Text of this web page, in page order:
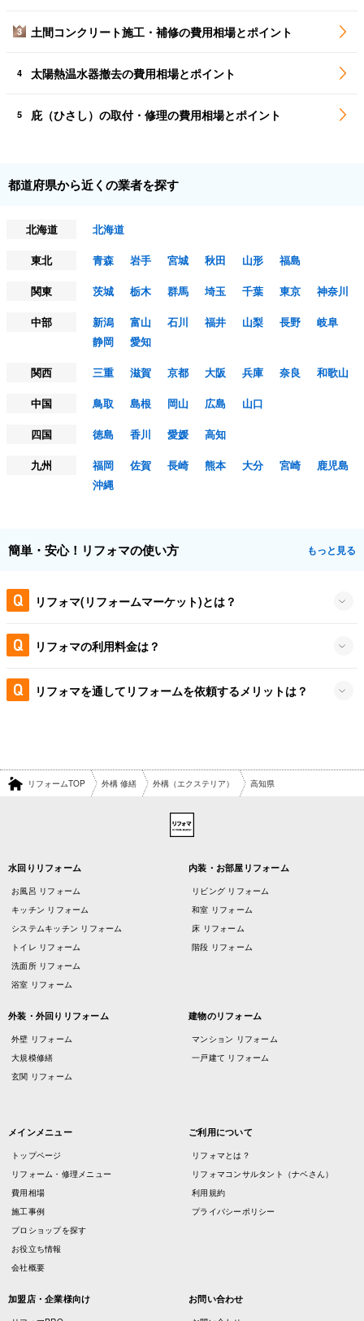
3 土間コンクリート施工・補修の費用相場とポイント
4 太陽熱温水器撤去の費用相場とポイント
5 庇（ひさし）の取付・修理の費用相場とポイント
都道府県から近くの業者を探す
北海道
北海道
東北
青森 岩手 宮城 秋田 山形
福島
関東
茨城 栃木 群馬 埼玉 千葉 東京
神奈川
中部
新潟 富山 石川 福井 山梨 長野
岐阜
静岡
愛知
関西
三重 滋賀 京都 大阪 兵庫 奈良
和歌山
中国
鳥取 島根 岡山 広島
山口
四国
徳島 香川 愛媛
高知
九州
福岡 佐賀 長崎 熊本 大分 宮崎
鹿児島
沖縄
簡単・安心！リフォマの使い方 もっと見る
リフォマ(リフォームマーケット)とは？
リフォマの利用料金は？
リフォマを通してリフォームを依頼するメリットは？
リフォームTOP 外構 修繕 外構（エクステリア） 高知県
水回りリフォーム
お風呂 リフォーム
キッチン リフォーム
システムキッチン リフォーム
トイレ リフォーム
洗面所 リフォーム
浴室 リフォーム
内装・お部屋リフォーム
リビング リフォーム
和室 リフォーム
床 リフォーム
階段 リフォーム
外装・外回りリフォーム
外壁 リフォーム
大規模修繕
玄関 リフォーム
建物のリフォーム
マンション リフォーム
一戸建て リフォーム
メインメニュー
トップページ
リフォーム・修理メニュー
費用相場
施工事例
プロショップを探す
お役立ち情報
会社概要
ご利用について
リフォマとは？
リフォマコンサルタント（ナベさん）
利用規約
プライバシーポリシー
加盟店・企業様向け お問い合わせ